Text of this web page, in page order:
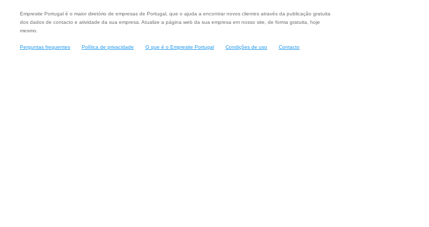
Empresite Portugal é o maior diretório de empresas de Portugal, que o ajuda a encontrar novos clientes através da publicação gratuita
dos dados de contacto e atividade da sua empresa. Atualize a página web da sua empresa em nosso site, de forma gratuita, hoje
mesmo.
Perguntas frequentes Política de privacidade O que é o Empresite Portugal Condições de uso Contacto